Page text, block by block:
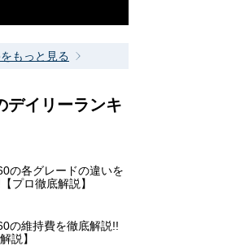
もっと見る
デイリーランキ
の各グレードの違いを
プロ徹底解説】
の維持費を徹底解説!!
説】